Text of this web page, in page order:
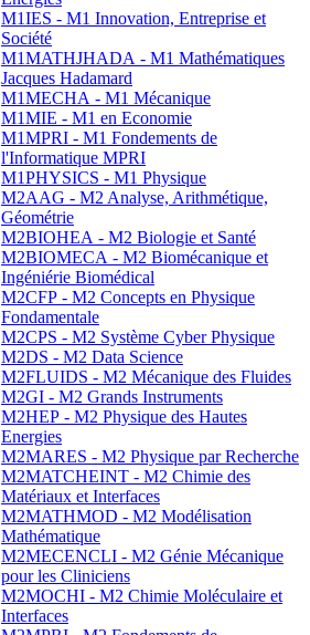
M1IES - M1 Innovation, Entreprise et
Société
M1MATHJHADA - M1 Mathématiques
Jacques Hadamard
M1MECHA - M1 Mécanique
M1MIE - M1 en Economie
M1MPRI - M1 Fondements de
l'Informatique MPRI
M1PHYSICS - M1 Physique
M2AAG - M2 Analyse, Arithmétique,
Géométrie
M2BIOHEA - M2 Biologie et Santé
M2BIOMECA - M2 Biomécanique et
Ingéniérie Biomédical
M2CFP - M2 Concepts en Physique
Fondamentale
M2CPS - M2 Système Cyber Physique
M2DS - M2 Data Science
M2FLUIDS - M2 Mécanique des Fluides
M2GI - M2 Grands Instruments
M2HEP - M2 Physique des Hautes
Energies
M2MARES - M2 Physique par Recherche
M2MATCHEINT - M2 Chimie des
Matériaux et Interfaces
M2MATHMOD - M2 Modélisation
Mathématique
M2MECENCLI - M2 Génie Mécanique
pour les Cliniciens
M2MOCHI - M2 Chimie Moléculaire et
Interfaces